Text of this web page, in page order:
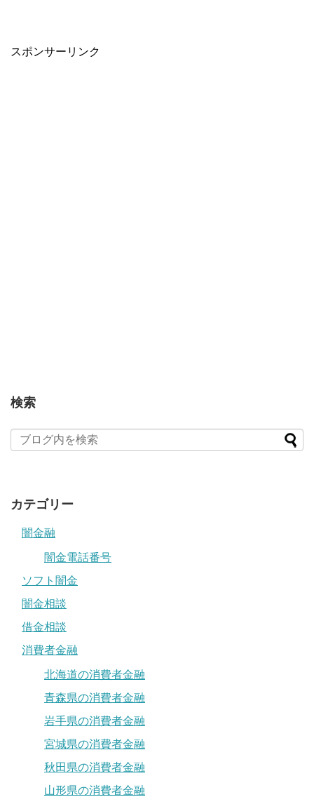
スポンサーリンク
検索
カテゴリー
闇金融
闇金電話番号
ソフト闇金
闇金相談
借金相談
消費者金融
北海道の消費者金融
青森県の消費者金融
岩手県の消費者金融
宮城県の消費者金融
秋田県の消費者金融
山形県の消費者金融